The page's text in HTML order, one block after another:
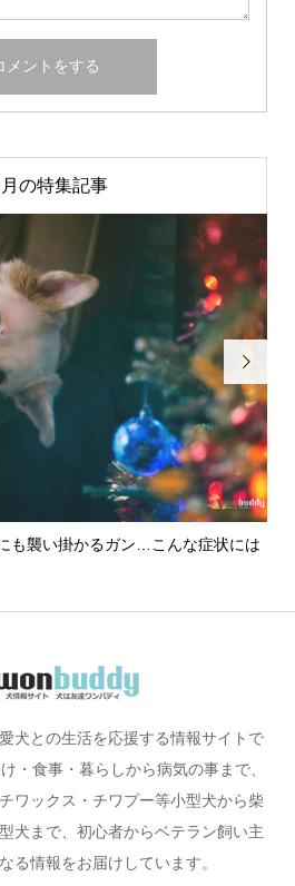
の特集記事
も襲い掛かるガン…こんな症状には

犬との生活を応援する情報サイトで
・食事・暮らしから病気の事まで、
ワックス・チワプー等小型犬から柴
犬まで、初心者からベテラン飼い主
る情報をお届けしています。